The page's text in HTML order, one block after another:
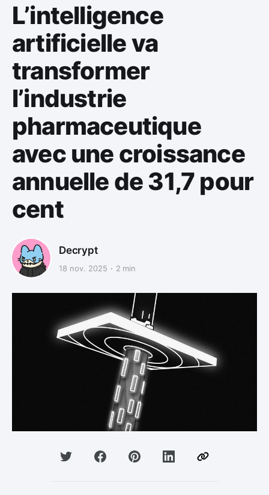
L’intelligence
artificielle va
transformer
l’industrie
pharmaceutique
avec une croissance
annuelle de 31,7 pour
cent
Decrypt
18 nov. 2025 2 min